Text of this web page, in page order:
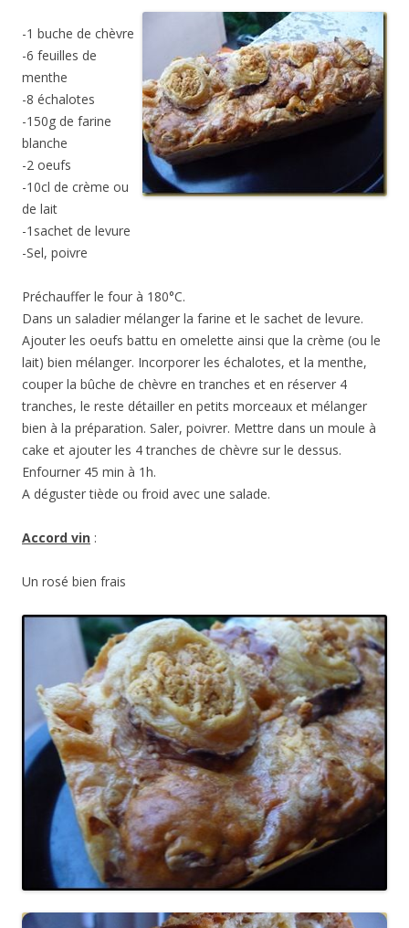
-1 buche de chèvre
-6 feuilles de
menthe
-8 échalotes
-150g de farine
blanche
-2 oeufs
-10cl de crème ou
de lait
-1sachet de levure
-Sel, poivre
Préchauffer le four à 180°C.
Dans un saladier mélanger la farine et le sachet de levure.
Ajouter les oeufs battu en omelette ainsi que la crème (ou le
lait) bien mélanger. Incorporer les échalotes, et la menthe,
couper la bûche de chèvre en tranches et en réserver 4
tranches, le reste détailler en petits morceaux et mélanger
bien à la préparation. Saler, poivrer. Mettre dans un moule à
cake et ajouter les 4 tranches de chèvre sur le dessus.
Enfourner 45 min à 1h.
A déguster tiède ou froid avec une salade.
Accord vin :
Un rosé bien frais